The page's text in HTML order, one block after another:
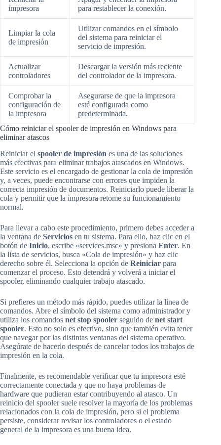
impresora
para restablecer la conexión.
Limpiar la cola
de impresión
Utilizar comandos en el símbolo
del sistema para reiniciar el
servicio de impresión.
Actualizar
controladores
Descargar la versión más reciente
del controlador de la impresora.
Comprobar la
configuración de
la impresora
Asegurarse de que la impresora
esté configurada como
predeterminada.
Cómo reiniciar el spooler de impresión en Windows para
eliminar atascos
Reiniciar el spooler de impresión es una de las soluciones
más efectivas para eliminar trabajos atascados en Windows.
Este servicio es el encargado de gestionar la cola de impresión
y, a veces, puede encontrarse con errores que impiden la
correcta impresión de documentos. Reiniciarlo puede liberar la
cola y permitir que la impresora retome su funcionamiento
normal.
Para llevar a cabo este procedimiento, primero debes acceder a
la ventana de Servicios en tu sistema. Para ello, haz clic en el
botón de Inicio, escribe «services.msc» y presiona Enter. En
la lista de servicios, busca «Cola de impresión» y haz clic
derecho sobre él. Selecciona la opción de Reiniciar para
comenzar el proceso. Esto detendrá y volverá a iniciar el
spooler, eliminando cualquier trabajo atascado.
Si prefieres un método más rápido, puedes utilizar la línea de
comandos. Abre el símbolo del sistema como administrador y
utiliza los comandos net stop spooler seguido de net start
spooler. Esto no solo es efectivo, sino que también evita tener
que navegar por las distintas ventanas del sistema operativo.
Asegúrate de hacerlo después de cancelar todos los trabajos de
impresión en la cola.
Finalmente, es recomendable verificar que tu impresora esté
correctamente conectada y que no haya problemas de
hardware que pudieran estar contribuyendo al atasco. Un
reinicio del spooler suele resolver la mayoría de los problemas
relacionados con la cola de impresión, pero si el problema
persiste, considerar revisar los controladores o el estado
general de la impresora es una buena idea.